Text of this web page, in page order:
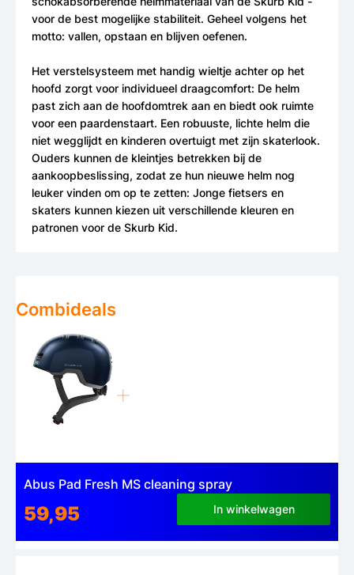
Combideals
Abus Pad Fresh MS cleaning spray
59,95 In winkelwagen
voor de best mogelijke stabiliteit. Geheel volgens het
motto: vallen, opstaan en blijven oefenen.
Het verstelsysteem met handig wieltje achter op het
hoofd zorgt voor individueel draagcomfort: De helm
past zich aan de hoofdomtrek aan en biedt ook ruimte
voor een paardenstaart. Een robuuste, lichte helm die
niet wegglijdt en kinderen overtuigt met zijn skaterlook.
Ouders kunnen de kleintjes betrekken bij de
aankoopbeslissing, zodat ze hun nieuwe helm nog
leuker vinden om op te zetten: Jonge fietsers en
skaters kunnen kiezen uit verschillende kleuren en
patronen voor de Skurb Kid.